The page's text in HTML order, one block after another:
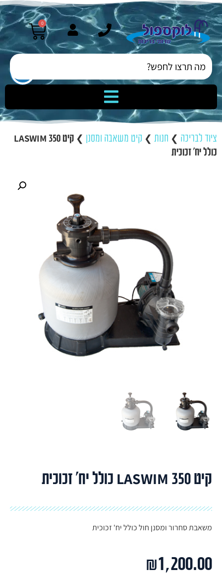
0
ציוד לבריכה ❯ חנות ❯ קיט משאבה ומסנן ❯
קיט 350 LASWIM
כולל יח' זכוכית
קיט 350 LASWIM כולל יח' זכוכית
משאבת סחרור ומסנן חול כולל יח' זכוכית
₪1,200.00